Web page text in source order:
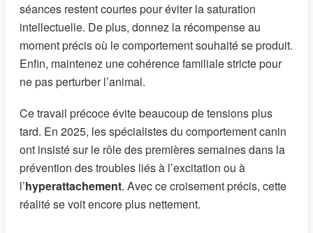
séances restent courtes pour éviter la saturation
intellectuelle. De plus, donnez la récompense au
moment précis où le comportement souhaité se produit.
Enfin, maintenez une cohérence familiale stricte pour
ne pas perturber l’animal.
Ce travail précoce évite beaucoup de tensions plus
tard. En 2025, les spécialistes du comportement canin
ont insisté sur le rôle des premières semaines dans la
prévention des troubles liés à l’excitation ou à
l’hyperattachement. Avec ce croisement précis, cette
réalité se voit encore plus nettement.